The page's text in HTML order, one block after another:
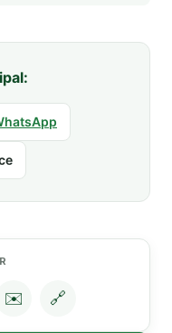
✉️ 🔗